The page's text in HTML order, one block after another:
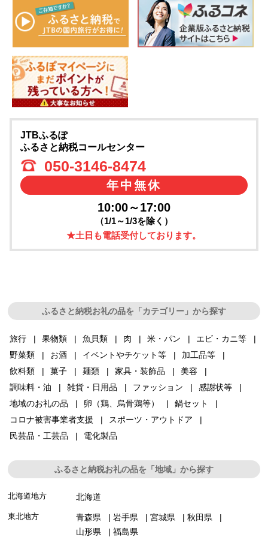
JTBふるぽ
ふるさと納税コールセンター
050-3146-8474
年中無休
10:00～17:00
（1/1～1/3を除く）
★土日も電話受付しております。
ふるさと納税お礼の品を「カテゴリー」から探す
旅行 果物類 魚貝類 肉 米・パン
エビ・カニ等
野菜類
お酒 イベントやチケット等
加工品等
飲料類
菓子 麺類 家具・装飾品
美容
調味料・油
雑貨・日用品 ファッション
感謝状等
地域のお礼の品
卵（鶏、烏骨鶏等）
鍋セット
コロナ被害事業者支援
スポーツ・アウトドア
民芸品・工芸品
電化製品
ふるさと納税お礼の品を「地域」から探す
北海道地方 北海道
東北地方 青森県 岩手県 宮城県
秋田県
山形県
福島県